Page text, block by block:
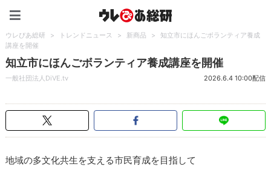
ウレぴあ総研 > トレンドニュース > 新商品 >
知立市にほんごボランティア養成
講座を開催
知立市にほんごボランティア養成講座を開催
一般社団法人DiVE.tv 2026.6.4 10:00配信
地域の多文化共生を支える市民育成を目指して